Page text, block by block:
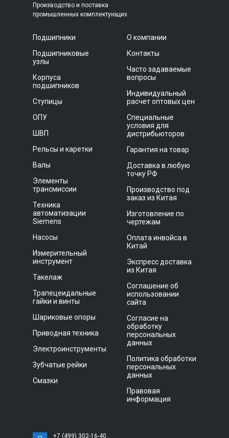
Производство и поставка
промышленных комплектующих
Подшипники
Подшипниковые
узлы
Корпуса
подшипников
Ступицы
ОПУ
ШВП
Рельсы и каретки
Валы
Элементы
трансмиссии
Техника
автоматизации
Siemens
Насосы
Измерительный
инструмент
Такелаж
Трапецеидальные
гайки и винты
Шариковые опоры
Приводная техника
Электроинструменты
Зубчатые рейки
Смазки
О компании
Контакты
Часто задаваемые
вопросы
Индивидуальный
расчет оптовых цен
Специальные
условия для
дистрибьюторов
Гарантия на товар
Доставка в любую
точку РФ
Производство под
заказ из Китая
Изготовление по
чертежам
Оплата инвойса в
Китай
Экспресс доставка
из Китая
Соглашение об
использовании
сайта
Согласие на
обработку
персональных
данных
Политика обработки
персональных
данных
Правовая
информация
+7 (499) 302-16-40